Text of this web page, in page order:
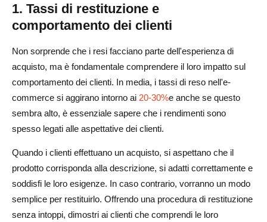
In che modo offrire crediti in negozio anziché rimborsi
può avvantaggiare le aziende?
1. Tassi di restituzione e
comportamento dei clienti
Non sorprende che i resi facciano parte dell'esperienza di
acquisto, ma è fondamentale comprendere il loro impatto sul
comportamento dei clienti. In media, i tassi di reso nell'e-
commerce si aggirano intorno ai 20-30%e anche se questo
sembra alto, è essenziale sapere che i rendimenti sono
spesso legati alle aspettative dei clienti.
Quando i clienti effettuano un acquisto, si aspettano che il
prodotto corrisponda alla descrizione, si adatti correttamente e
soddisfi le loro esigenze. In caso contrario, vorranno un modo
semplice per restituirlo. Offrendo una procedura di restituzione
senza intoppi, dimostri ai clienti che comprendi le loro